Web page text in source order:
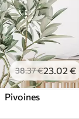
38.37€23.02 €
Pivoines